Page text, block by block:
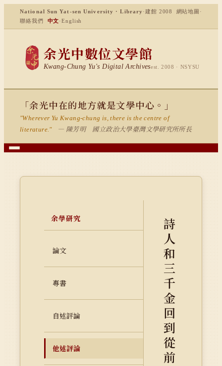
National Sun Yat-sen University · Library ·建館 2008 網站地圖 ·
聯絡我們
中文·English
余光中數位文學館
Kwang-Chung Yu's Digital Archivesest. 2008 · NSYSU
「余光中在的地方就是文學中心。」
"Wherever Yu Kwang-chung is, there is the centre of
literature."
— 陳芳明 國立政治大學臺灣文學研究所所長
余學研究
論文
專書
自述評論
他述評論
詩
人
和
三
千
金
回
到
從
前